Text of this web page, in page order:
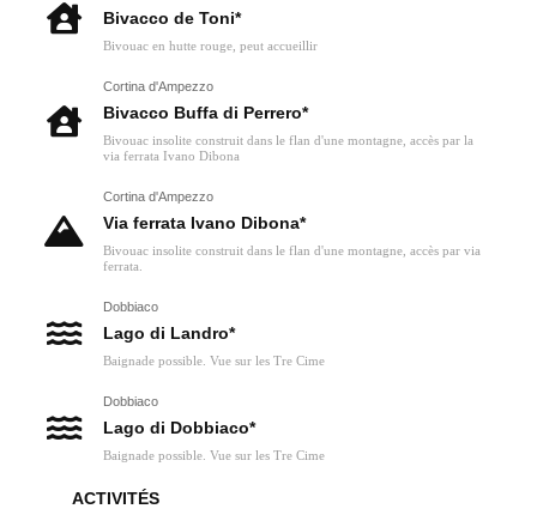
Bivacco de Toni*
Bivouac en hutte rouge, peut accueillir
Cortina d'Ampezzo
Bivacco Buffa di Perrero*
Bivouac insolite construit dans le flan d'une montagne, accès par la
via ferrata Ivano Dibona
Cortina d'Ampezzo
Via ferrata Ivano Dibona*
Bivouac insolite construit dans le flan d'une montagne, accès par via
ferrata.
Dobbiaco
Lago di Landro*
Baignade possible. Vue sur les Tre Cime
Dobbiaco
Lago di Dobbiaco*
Baignade possible. Vue sur les Tre Cime
ACTIVITÉS